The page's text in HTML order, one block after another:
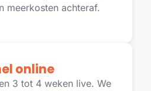
meerkosten achteraf.
online
3 tot 4 weken live. We